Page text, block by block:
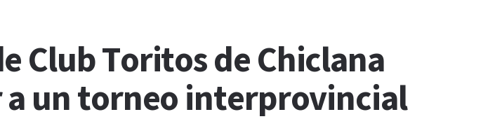
Club Toritos de Chiclana
un torneo interprovincial